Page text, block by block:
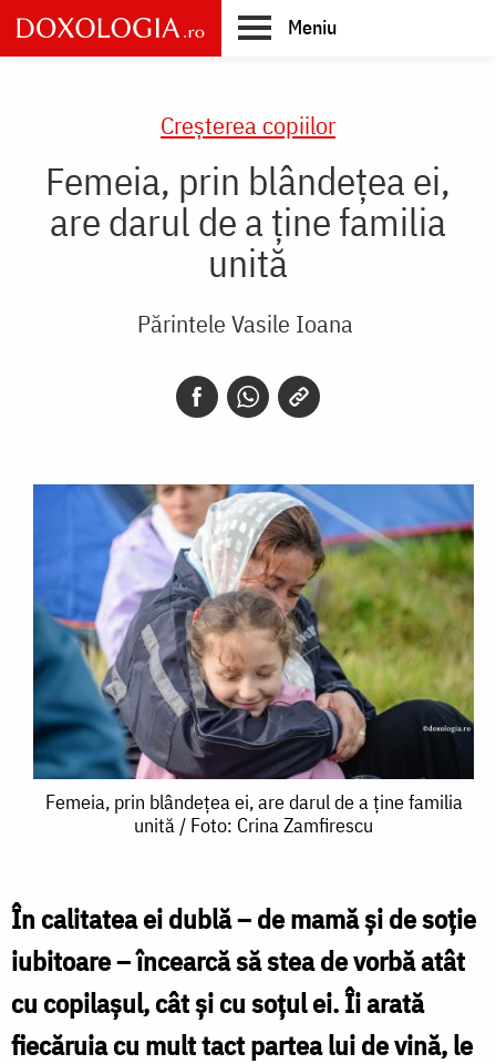
Skip
to
main
Meniu
Creşterea copiilor
Femeia, prin blândețea ei,
are darul de a ține familia
unită
Părintele Vasile Ioana
Femeia,
ei,
are
darul
de
Femeia, prin blândețea ei, are darul de a ține familia
unită / Foto: Crina Zamfirescu
În calitatea ei dublă – de mamă şi de soţie
iubitoare – încearcă să stea de vorbă atât
cu copilaşul, cât şi cu soţul ei. Îi arată
fiecăruia cu mult tact partea lui de vină, le